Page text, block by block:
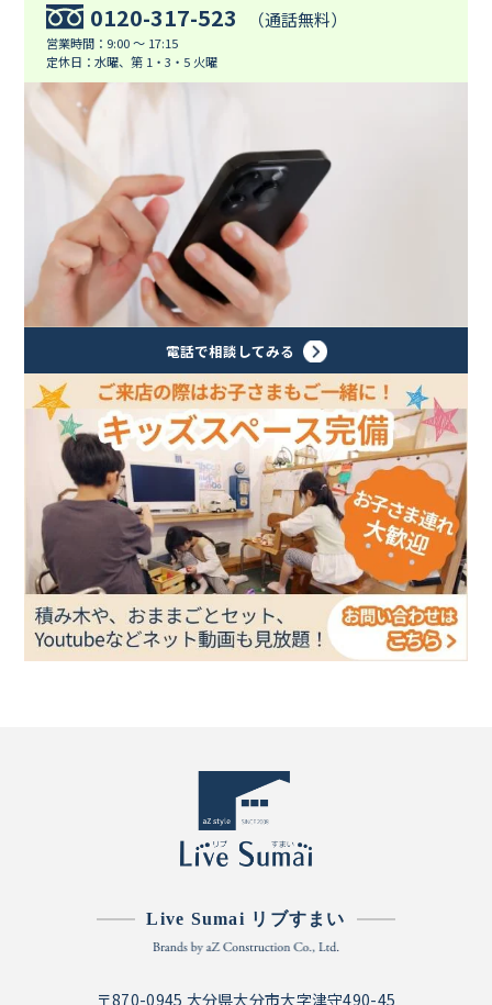
0120-317-523 （通話無料）
営業時間：9:00 ～ 17:15
定休日：水曜、第 1・3・5 火曜
電話で相談してみる
Live Sumai リブすまい
〒870-0945 大分県大分市大字津守490-45